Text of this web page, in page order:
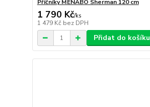
Příčníky MENABO Sherman 120 cm
1 790 Kč/ks
1 479 Kč bez DPH
Přidat do košíku